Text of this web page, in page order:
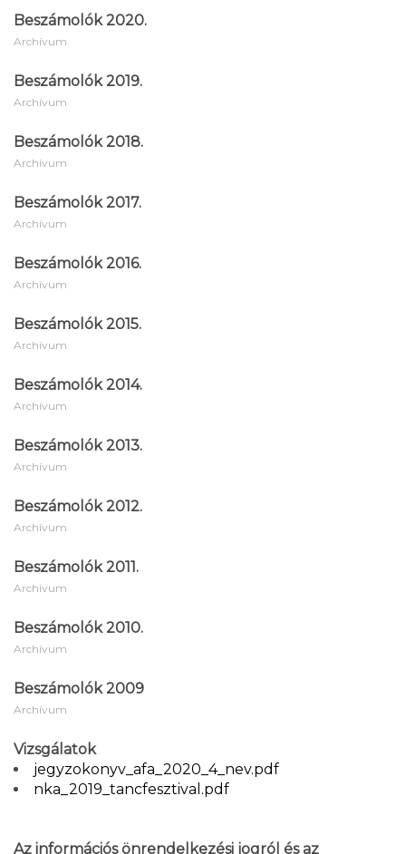
Beszámolók 2020.
Archívum
Beszámolók 2019.
Archívum
Beszámolók 2018.
Archívum
Beszámolók 2017.
Archívum
Beszámolók 2016.
Archívum
Beszámolók 2015.
Archívum
Beszámolók 2014.
Archívum
Beszámolók 2013.
Archívum
Beszámolók 2012.
Archívum
Beszámolók 2011.
Archívum
Beszámolók 2010.
Archívum
Beszámolók 2009
Archívum
Vizsgálatok
jegyzokonyv_afa_2020_4_nev.pdf
nka_2019_tancfesztival.pdf
Az információs önrendelkezési jogról és az